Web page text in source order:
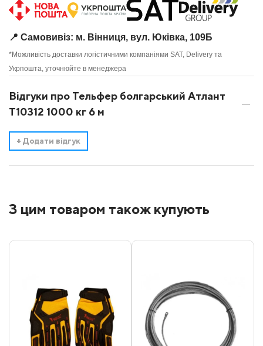
📍 Самовивіз: м. Вінниця, вул. Юківка, 109Б
*Можливість доставки логістичними компаніями SAT, Delivery та
Укрпошта, уточнюйте в менеджера
Відгуки про Тельфер болгарський Атлант
Т10312 1000 кг 6 м
+ Додати відгук
З цим товаром також купують